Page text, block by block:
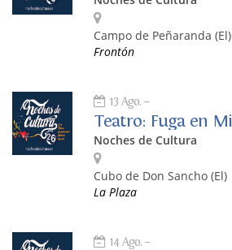
Campo de Peñaranda (El)
Frontón
13 Ago.
Noches de Cultura
Cubo de Don Sancho (El)
La Plaza
14 Ago.